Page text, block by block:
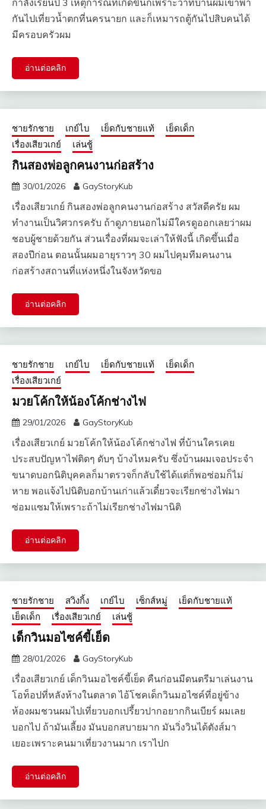
กำลังเรียนปี 3 เหตุการณ์ที่เกิดขึ้นก็เพราะว่าที่บ้านผมเขาพา
กันไปเที่ยวน้ำตกที่นครนายก และก็เหมารถตู้กันไปสิบคนได้
มีครอบครัวผม
อ่านต่อคลิก
ชายรักชาย เกย์ไบ เย็ดกับชายแท้
เย็ดเด็ก
เรื่องเสียวเกย์
เล่นชู้
กินสองพ่อลูกคนงานก่อสร้าง
30/01/2026 GayStoryKub
เรื่องเสียวเกย์ กินสองพ่อลูกคนงานก่อสร้าง​ สวัสดีครัย ผม
ทำงานเป็นวิศวกรครับ ถ้าดูภายนอกไม่มีใครดูออกเลยว่าผม
ชอบผู้ชายด้วยกัน ส่วนเรื่องที่ผมจะเล่าให้ฟังนี้ เกิดขึ้นเมื่อ
สองปีก่อน ตอนนั้นผมอายุราวๆ 30 ผมไปคุมทีมคนงาน
ก่อสร้างสถานที่แห่งหนึ่งในจังหวัดขอ
อ่านต่อคลิก
ชายรักชาย เกย์ไบ เย็ดกับชายแท้
เย็ดเด็ก
เรื่องเสียวเกย์
มวยโค้กให้น้องโค้กช่างไฟ
29/01/2026 GayStoryKub
เรื่องเสียวเกย์ มวยโค้กให้น้องโค้กช่างไฟ ที่บ้านใครเคย
ประสบปัญหา​ไฟติดๆ ดับๆ บ้างไหมครับ ซึ่งบ้านผมเจอประจำ
ขนาดบอกนิติบุคคลก็มาตรวจก็กลับใช้ได้แต่ก็พอซ่อมก็ไม่
หาย พอแจ้งไปนิติบอกบ้านเก่าแล้วเดี๋ยวจะเรียกช่างไฟมา
ซ่อมแซม​ให้เพราะถ้าไม่เรียกช่างไฟมานิติ
อ่านต่อคลิก
ชายรักชาย สวิงกิ้ง เกย์ไบ เซ็กส์หมู่
เย็ดกับชายแท้
เย็ดเด็ก
เรื่องเสียวเกย์ เล่นชู้
เด็กวินมอไซค์ขี้เย็ด
28/01/2026 GayStoryKub
เรื่องเสียวเกย์ เด็กวินมอไซค์ขี้เย็ด คืนก่อนมีดนตรีมาเล่นงาน
โอท็อปที่หลังห้างในตลาด ไอ้โชคเด็กวินมอไซค์ที่อยู่ข้าง
ห้องผมชวนผมไปเที่ยวบอกเปรี้ยวปากอยากกินเบียร์ ผมเลย
บอกไป ถ้ามันเลี้ยง มันบอกสบายมาก มันวิ่งวินได้ตังส์มา
เยอะเพราะคนมาเที่ยวงานมาก เราไปก
อ่านต่อคลิก